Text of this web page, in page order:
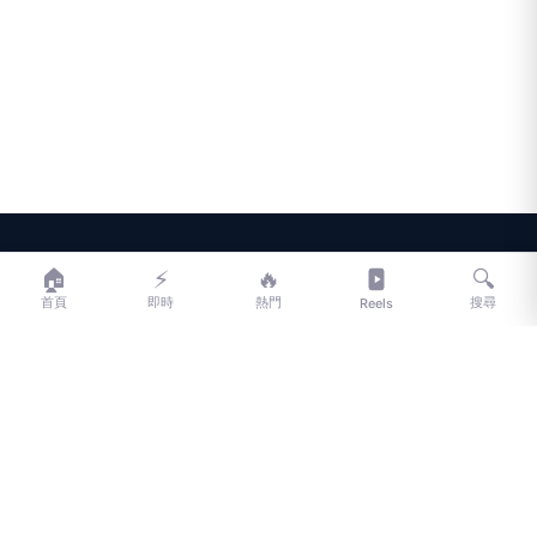
LIFE
LIFE 生活網是台灣領先的生活資訊平台，提供即時新聞、生活、健康、
🏠
首頁
⚡
即時
🔥
熱門 Reels
🔍
搜尋